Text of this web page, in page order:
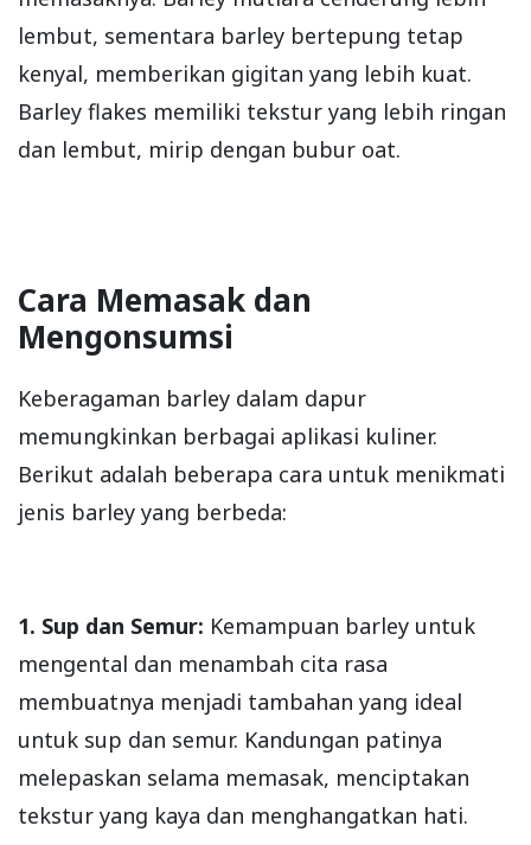
lembut, sementara barley bertepung tetap
kenyal, memberikan gigitan yang lebih kuat.
Barley flakes memiliki tekstur yang lebih ringan
dan lembut, mirip dengan bubur oat.
Cara Memasak dan
Mengonsumsi
Keberagaman barley dalam dapur
memungkinkan berbagai aplikasi kuliner.
Berikut adalah beberapa cara untuk menikmati
jenis barley yang berbeda:
1. Sup dan Semur: Kemampuan barley untuk
mengental dan menambah cita rasa
membuatnya menjadi tambahan yang ideal
untuk sup dan semur. Kandungan patinya
melepaskan selama memasak, menciptakan
tekstur yang kaya dan menghangatkan hati.